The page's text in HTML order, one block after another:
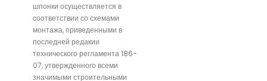
шпонки осуществляется в
соответствии со схемами
монтажа, приведенными в
последней редакии
технического регламента 186-
07, утвержденного всеми
значимыми строительными